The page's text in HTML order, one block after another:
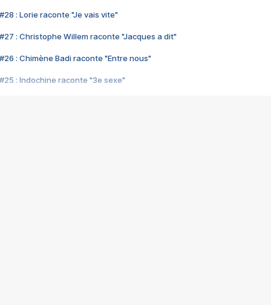
#28 : Lorie raconte "Je vais vite"
#27 : Christophe Willem raconte "Jacques a dit"
#26 : Chimène Badi raconte "Entre nous"
#25 : Indochine raconte "3e sexe"